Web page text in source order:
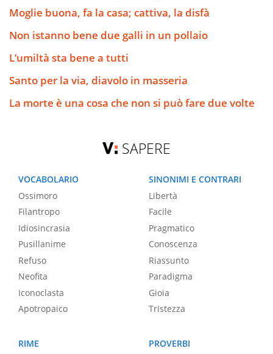
Moglie buona, fa la casa; cattiva, la disfà
Non istanno bene due galli in un pollaio
L’umiltà sta bene a tutti
Santo per la via, diavolo in masseria
La morte è una cosa che non si può fare due volte
SAPERE
VOCABOLARIO
Ossimoro
Filantropo
Idiosincrasia
Pusillanime
Refuso
Neofita
Iconoclasta
Apotropaico
SINONIMI E CONTRARI
Libertà
Facile
Pragmatico
Conoscenza
Riassunto
Paradigma
Gioia
Tristezza
RIME
PROVERBI